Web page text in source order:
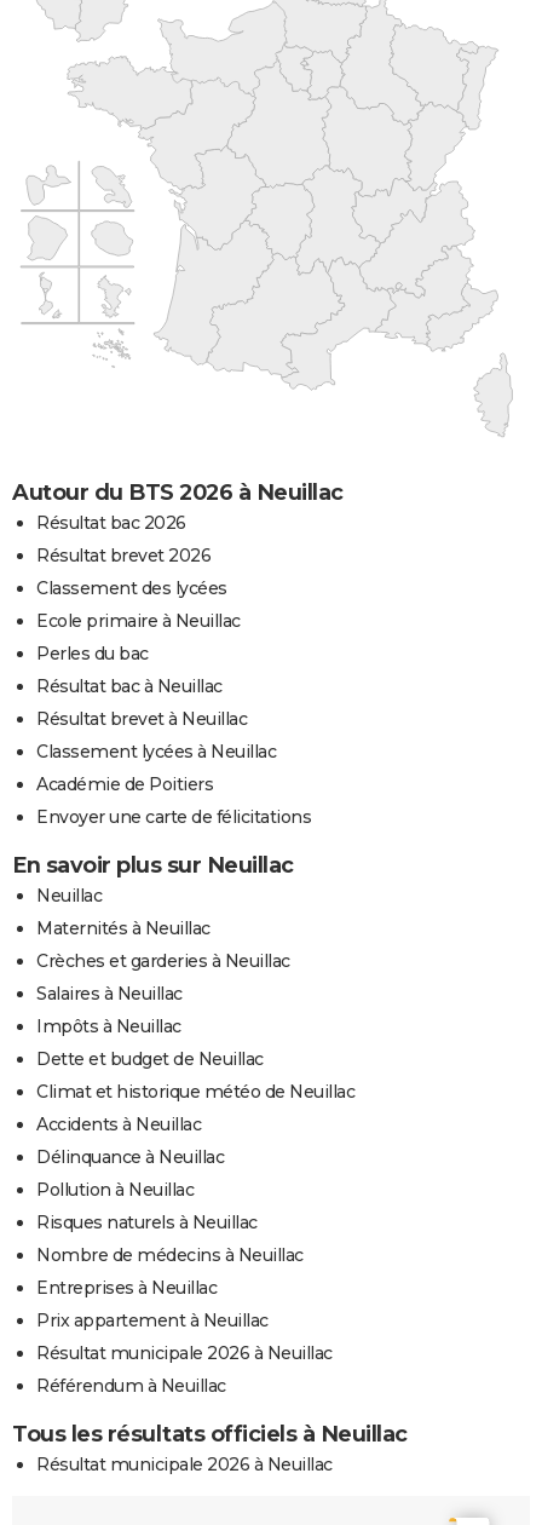
Autour du BTS 2026 à Neuillac
Résultat bac 2026
Résultat brevet 2026
Classement des lycées
Ecole primaire à Neuillac
Perles du bac
Résultat bac à Neuillac
Résultat brevet à Neuillac
Classement lycées à Neuillac
Académie de Poitiers
Envoyer une carte de félicitations
En savoir plus sur Neuillac
Neuillac
Maternités à Neuillac
Crèches et garderies à Neuillac
Salaires à Neuillac
Impôts à Neuillac
Dette et budget de Neuillac
Climat et historique météo de Neuillac
Accidents à Neuillac
Délinquance à Neuillac
Pollution à Neuillac
Risques naturels à Neuillac
Nombre de médecins à Neuillac
Entreprises à Neuillac
Prix appartement à Neuillac
Résultat municipale 2026 à Neuillac
Référendum à Neuillac
Tous les résultats officiels à Neuillac
Résultat municipale 2026 à Neuillac